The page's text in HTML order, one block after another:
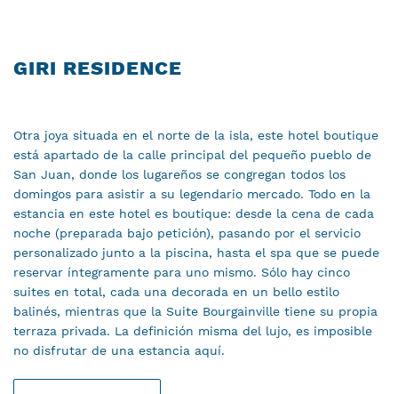
GIRI RESIDENCE
Otra joya situada en el norte de la isla, este hotel boutique
está apartado de la calle principal del pequeño pueblo de
San Juan, donde los lugareños se congregan todos los
domingos para asistir a su legendario mercado. Todo en la
estancia en este hotel es boutique: desde la cena de cada
noche (preparada bajo petición), pasando por el servicio
personalizado junto a la piscina, hasta el spa que se puede
reservar íntegramente para uno mismo. Sólo hay cinco
suites en total, cada una decorada en un bello estilo
balinés, mientras que la Suite Bourgainville tiene su propia
terraza privada. La definición misma del lujo, es imposible
no disfrutar de una estancia aquí.